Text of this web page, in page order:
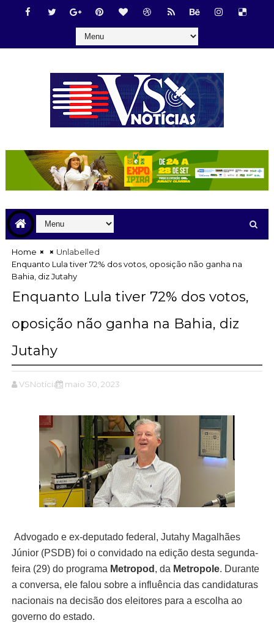
Home
Unlabelled
Enquanto Lula tiver 72% dos votos, oposição não ganha na
Bahia, diz Jutahy
Enquanto Lula tiver 72% dos votos,
oposição não ganha na Bahia, diz
Jutahy
VSNotícias maio 30, 2023
Advogado e ex-deputado federal, Jutahy Magalhães
Júnior (PSDB) foi o convidado na edição desta segunda-
feira (29) do programa Metropod , da Metropole. Durante
a conversa, ele falou sobre a influência das candidaturas
nacionais na decisão dos eleitores para a escolha ao
governo do estado.